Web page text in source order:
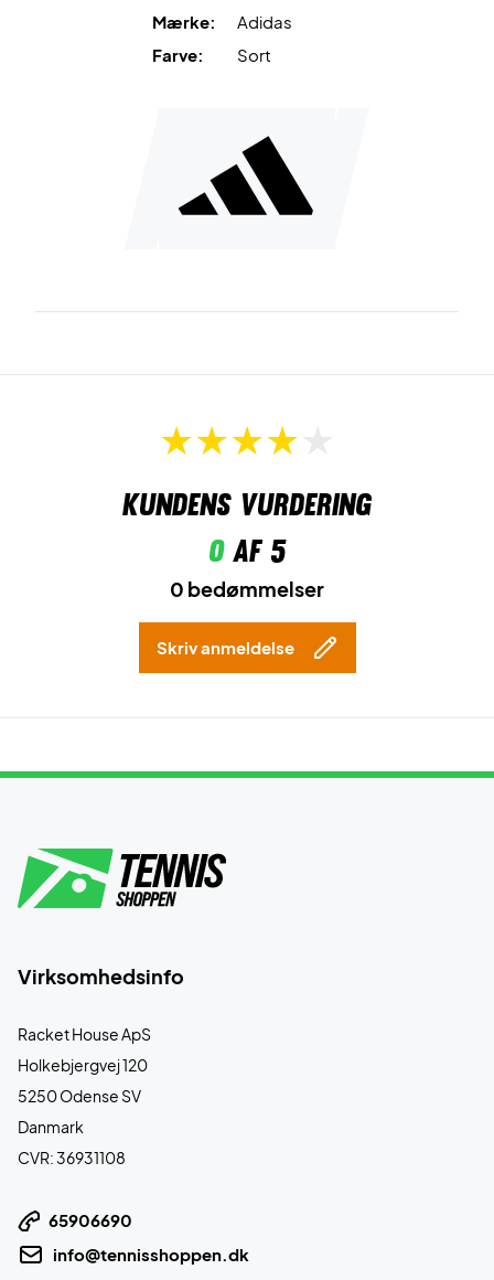
komfort og design i én kasket!
Materiale: 100% polyester.
Mærke:
Adidas
Farve:
Sort
Kundens vurdering
0af 5
0 bedømmelser
Skriv anmeldelse
Virksomhedsinfo
Racket House ApS
Holkebjergvej 120
5250 Odense SV
Danmark
CVR: 36931108
65906690
info@tennisshoppen.dk